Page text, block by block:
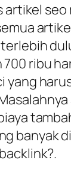
artikel
700 ribu
yang
banyak